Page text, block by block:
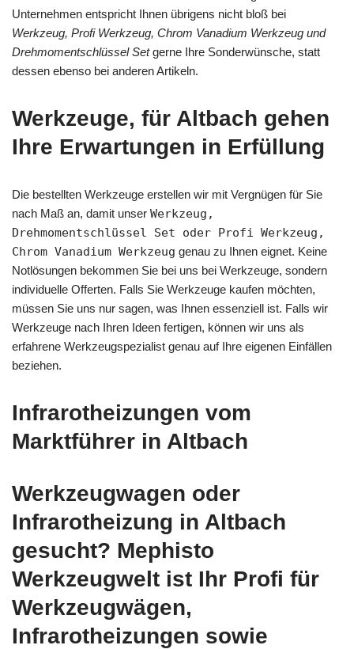
Unternehmen entspricht Ihnen übrigens nicht bloß bei
Werkzeug, Profi Werkzeug, Chrom Vanadium Werkzeug und
Drehmomentschlüssel Setgerne Ihre Sonderwünsche, statt
dessen ebenso bei anderen Artikeln.
Werkzeuge, für Altbach gehen
Ihre Erwartungen in Erfüllung
Die bestellten Werkzeuge erstellen wir mit Vergnügen für Sie
nach Maß an, damit unser Werkzeug,
Drehmomentschlüssel Set oder Profi Werkzeug,
Chrom Vanadium Werkzeug genau zu Ihnen eignet. Keine
Notlösungen bekommen Sie bei uns bei Werkzeuge, sondern
individuelle Offerten. Falls Sie Werkzeuge kaufen möchten,
müssen Sie uns nur sagen, was Ihnen essenziell ist. Falls wir
Werkzeuge nach Ihren Ideen fertigen, können wir uns als
erfahrene Werkzeugspezialist genau auf Ihre eigenen Einfällen
beziehen.
Infrarotheizungen vom
Marktführer in Altbach
Werkzeugwagen oder
Infrarotheizung in Altbach
gesucht? Mephisto
Werkzeugwelt ist Ihr Profi für
Werkzeugwägen,
Infrarotheizungen sowie